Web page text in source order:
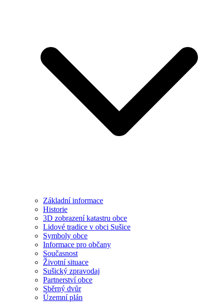
Základní informace
Historie
3D zobrazení katastru obce
Lidové tradice v obci Sušice
Symboly obce
Informace pro občany
Současnost
Životní situace
Sušický zpravodaj
Partnerství obce
Sběrný dvůr
Územní plán